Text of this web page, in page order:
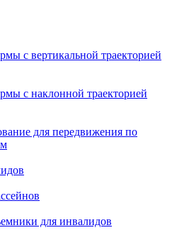
с вертикальной траекторией
с наклонной траекторией
для передвижения по
для инвалидов